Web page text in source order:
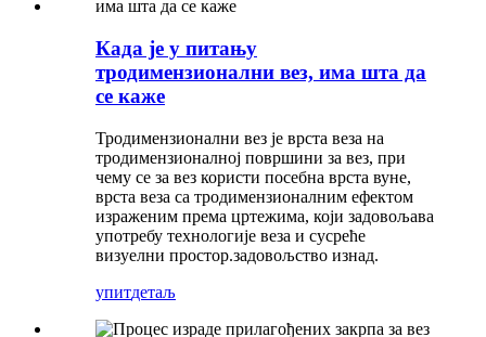
Када је у питању
тродимензионални вез, има шта да
се каже
Тродимензионални вез је врста веза на
тродимензионалној површини за вез, при
чему се за вез користи посебна врста вуне,
врста веза са тродимензионалним ефектом
израженим према цртежима, који задовољава
употребу технологије веза и сусреће
визуелни простор.задовољство изнад.
упитдетаљ